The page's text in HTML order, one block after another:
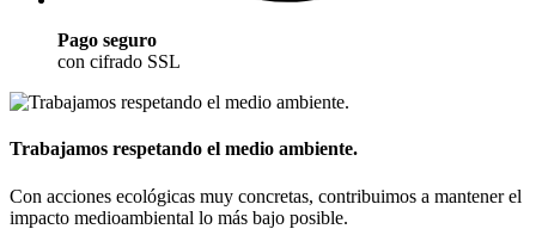
Pago seguro
con cifrado SSL
Trabajamos respetando el medio ambiente.
Con acciones ecológicas muy concretas, contribuimos a mantener el
impacto medioambiental lo más bajo posible.